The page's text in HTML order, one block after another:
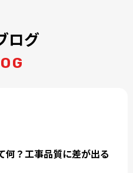
ログ
何？工事品質に差が出る